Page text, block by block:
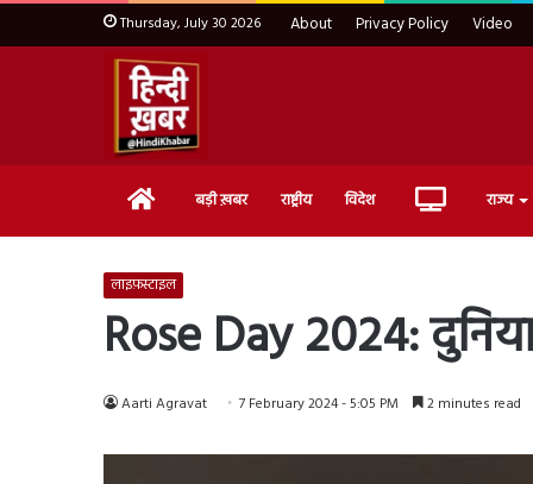
Thursday, July 30 2026 About Privacy Policy Video
Home बड़ी ख़बर राष्ट्रीय विदेश Live राज्य
लाइफ़स्टाइल
Rose Day 2024:
Aarti Agravat 7 February 2024 - 5:05 PM 2 minutes read